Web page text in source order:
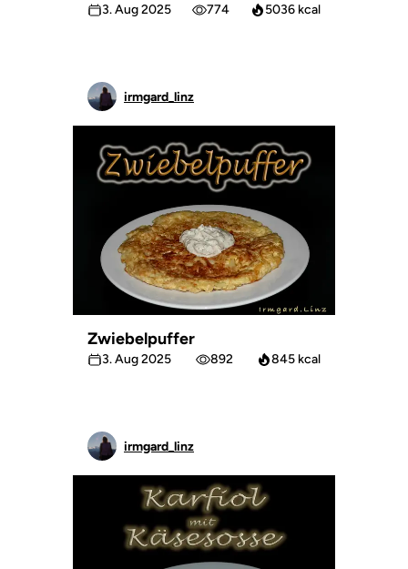
3. Aug 2025 774 5036 kcal
irmgard_linz
Zwiebelpuffer
3. Aug 2025 892 845 kcal
irmgard_linz